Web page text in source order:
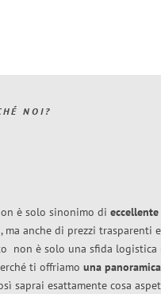
NOI?
è solo sinonimo di eccellente
, ma anche di prezzi trasparenti
non è solo una sfida logistica
ti offriamo una
saprai esattamente cosa